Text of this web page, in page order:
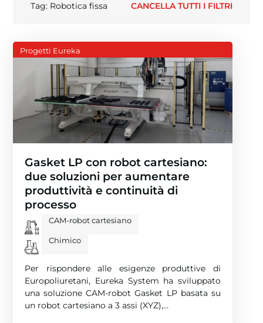
Tag: Robotica fissa CANCELLA TUTTI I FILTRI
Progetti Eureka
Gasket LP con robot cartesiano:
due soluzioni per aumentare
produttività e continuità di
processo
CAM-robot cartesiano
Chimico
Per rispondere alle esigenze produttive di
Europoliuretani, Eureka System ha sviluppato
una soluzione CAM-robot Gasket LP basata su
un robot cartesiano a 3 assi (XYZ),…